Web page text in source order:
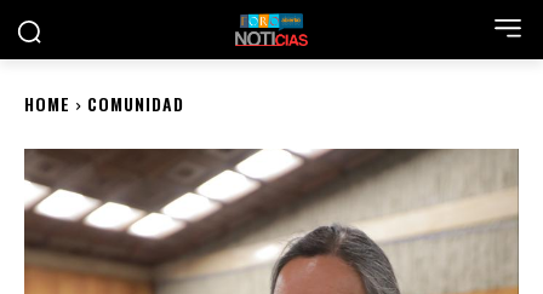
HOME COMUNIDAD